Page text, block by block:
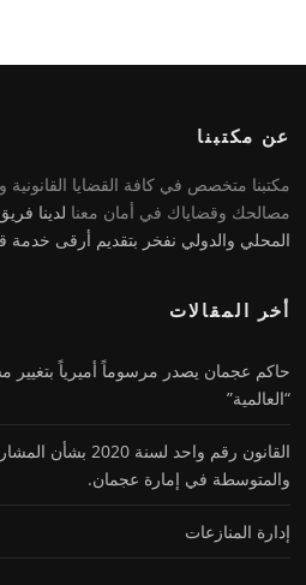
عن مكتبنا
مكتبنا متخصص في كافة القضايا
مصالحك وقضاياك في أمان معنا لدينا
المحلي والدولي نفخر بتقديم أرقى خدمة
أخر المقالات
حاكم عجمان يصدر مرسوماً أميرياً بتغيير
“العالمية”
القانون رقم واحد
والمتوسطة في إمارة عجمان.
إدارة المنازعات